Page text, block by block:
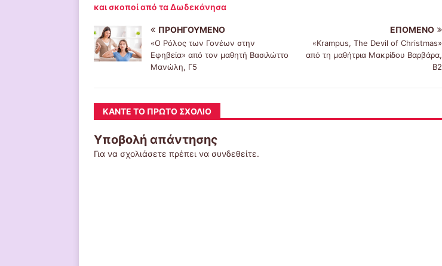
και σκοποί από τα Δωδεκάνησα
ΠΡΟΗΓΟΎΜΕΝΟ
«Ο Ρόλος των Γονέων στην
Εφηβεία» από τον μαθητή Βασιλώττο
Μανώλη, Γ5
ΕΠΌΜΕΝΟ
«Krampus, The Devil of Christmas»
από τη μαθήτρια Μακρίδου Βαρβάρα,
Β2
ΚΆΝΤΕ ΤΟ ΠΡΏΤΟ ΣΧΌΛΙΟ
Υποβολή απάντησης
Για να σχολιάσετε πρέπει να συνδεθείτε.